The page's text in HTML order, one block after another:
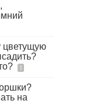
цветущую
1
на